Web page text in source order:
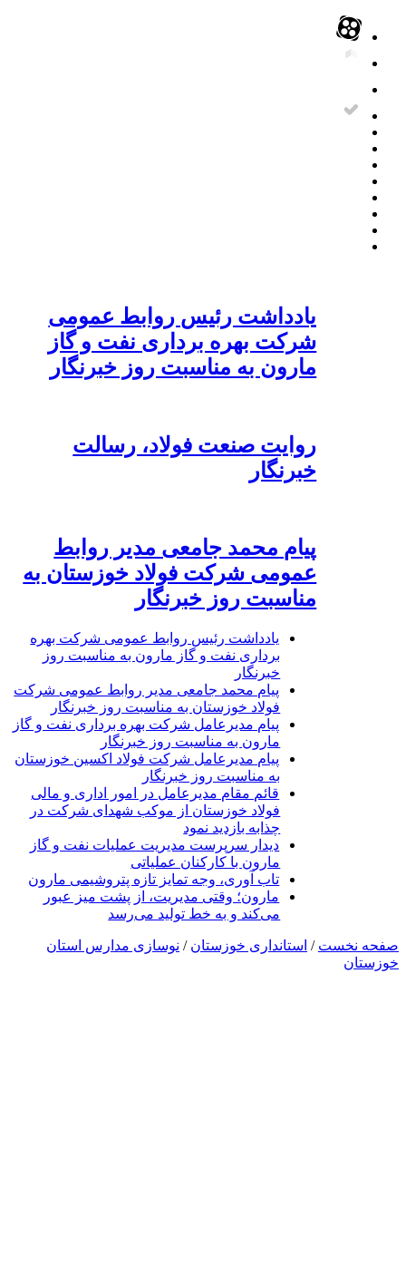
یادداشت رئیس روابط عمومی
شرکت بهره برداری نفت و گاز
مارون به مناسبت روز خبرنگار
روایت صنعت فولاد،‌ رسالت
خبرنگار
پیام محمد جامعی مدیر روابط
عمومی شرکت فولاد خوزستان به
مناسبت روز خبرنگار
یادداشت رئیس روابط عمومی شرکت بهره
برداری نفت و گاز مارون به مناسبت روز
خبرنگار
پیام محمد جامعی مدیر روابط عمومی شرکت
فولاد خوزستان به مناسبت روز خبرنگار
پیام مدیرعامل شرکت بهره برداری نفت و گاز
مارون به مناسبت روز خبرنگار
پیام مدیرعامل شرکت فولاد اکسین خوزستان
به مناسبت روز خبرنگار
قائم مقام مدیرعامل در امور اداری و مالی
فولاد خوزستان از موکب شهدای شرکت در
چذابه بازدید نمود
دیدار سرپرست مدیریت عملیات نفت و گاز
مارون با کارکنان عملیاتی
تاب آوری، وجه تمایز تازه پتروشیمی مارون
مارون؛ وقتی مدیریت، از پشت میز عبور
می‌کند و به خط تولید می‌رسد
صفحه نخست / استانداری خوزستان / نوسازی مدارس استان
خوزستان